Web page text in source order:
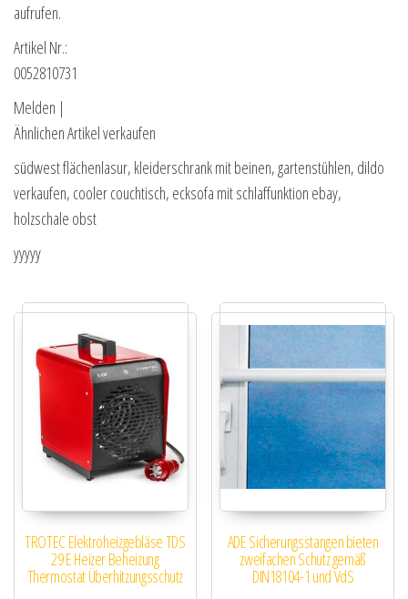
aufrufen.
Artikel Nr.:
0052810731
Melden |
Ähnlichen Artikel verkaufen
südwest flächenlasur, kleiderschrank mit beinen, gartenstühlen, dildo
verkaufen, cooler couchtisch, ecksofa mit schlaffunktion ebay,
holzschale obst
yyyyy
TROTEC Elektroheizgebläse TDS
29 E Heizer Beheizung
Thermostat Überhitzungsschutz
ADE Sicherungsstangen bieten
zweifachen Schutz gemäß
DIN18104-1 und VdS